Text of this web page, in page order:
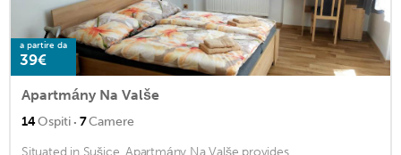
a partire da
39€
Apartmány Na Valše
14Ospiti · 7Camere
Situated in Sušice, Apartmány Na Valše provides